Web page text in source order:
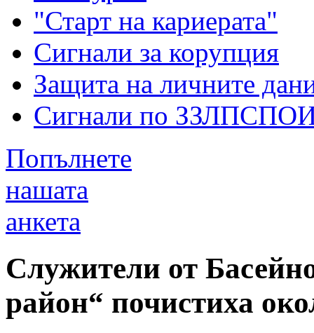
"Старт на кариерата"
Сигнали за корупция
Защита на личните
Сигнали по
Попълнете
нашата
анкета
Служители от
район“ почистиха